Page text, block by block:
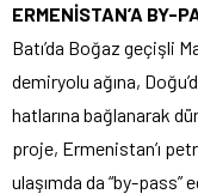
ERMENİSTAN’A BY-
Batı’da Boğaz geçişli
demiryolu ağına,
hatlarına bağlanarak
proje, Ermenistan’ı
ulaşımda da “by-pass”